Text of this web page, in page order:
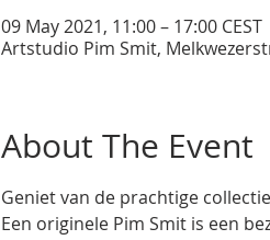
09 May 2021, 11:00 – 17:00 CEST
Artstudio Pim Smit,
About The Event
Geniet van de prachtige
Een originele Pim Smit is een